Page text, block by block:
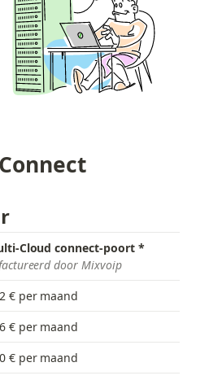
Cloud connect-poort *
door Mixvoip
€ per maand
€ per maand
€ per maand